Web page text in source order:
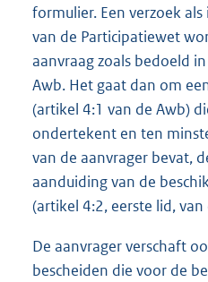
formulier. Een verzoek
van de Participatiewet
aanvraag zoals bedoeld
Awb. Het gaat dan om
(artikel 4:1 van de Awb)
ondertekent en ten
van de aanvrager bevat,
aanduiding van de
(artikel 4:2, eerste lid, van
De aanvrager verschaft
bescheiden die voor de